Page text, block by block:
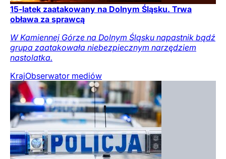
15-latek zaatakowany na Dolnym Śląsku. Trwa
obława za sprawcą
W Kamiennej Górze na Dolnym Śląsku napastnik bądź
grupa zaatakowała niebezpiecznym narzędziem
nastolatka.
KrajObserwator mediów